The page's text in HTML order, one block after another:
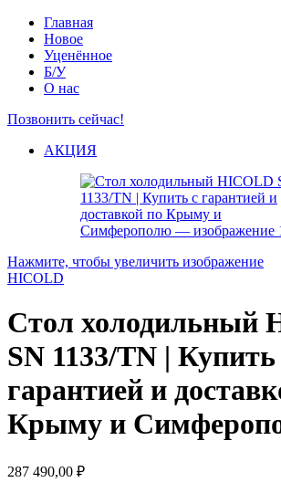
Главная
Новое
Уценённое
Б/У
О нас
Позвонить сейчас!
АКЦИЯ
Нажмите, чтобы увеличить изображение
HICOLD
Стол холодильный
SN 1133/TN | Купить
гарантией и
Крыму и
287 490,00 ₽